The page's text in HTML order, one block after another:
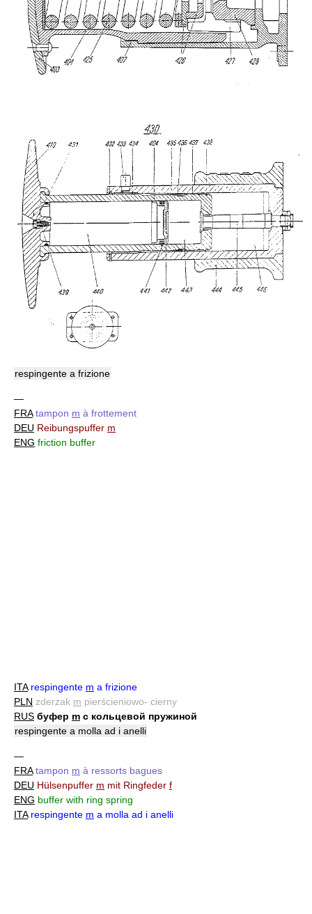
respingente a frizione
—
FRA tampon m à frottement
DEU Reibungspuffer m
ENG friction buffer
ITA respingente m a frizione
PLN zderzak m pierścieniowo- cierny
RUS буфер m с кольцевой пружиной
respingente a molla ad i anelli
—
FRA tampon m à ressorts bagues
DEU Hülsenpuffer m mit Ringfeder f
ENG buffer with ring spring
ITA respingente m a molla ad i anelli